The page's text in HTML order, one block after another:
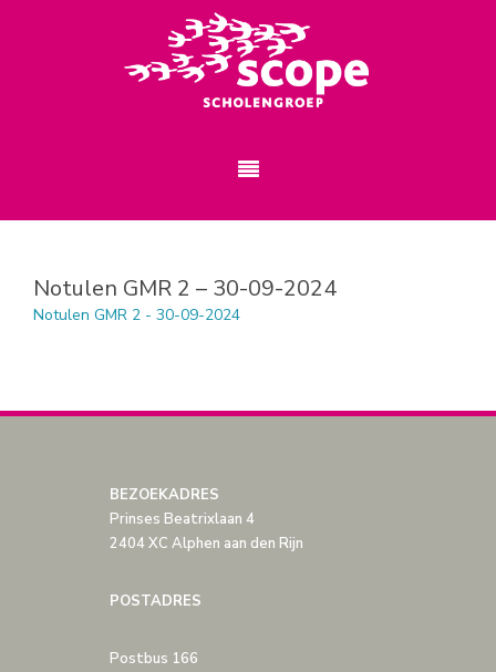
Notulen GMR 2 – 30-09-2024
Notulen GMR 2 - 30-09-2024
BEZOEKADRES
Prinses Beatrixlaan 4
2404 XC Alphen aan den Rijn
POSTADRES
Postbus 166